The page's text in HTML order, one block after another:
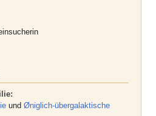
und Øniglich-übergalaktische